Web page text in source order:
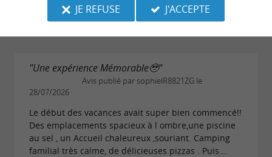
Propreté
"Une expérience Mémorable🥹"
Avis publié par sophielR8821ZG le
28/07/2026
Le début des vacances avait super bien commencé!!
Des emplacements spacieux à l ombre,une piscine
au sel , un Accueil chaleureux ,souriant. Camping
familial très calme, de délicieuses pizzas . Puis...
JE REFUSE
J'ACCEPTE